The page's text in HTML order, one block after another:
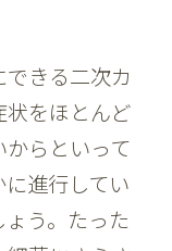
きる二次カ
状をほとんど
らといって
進行してい
う。たった